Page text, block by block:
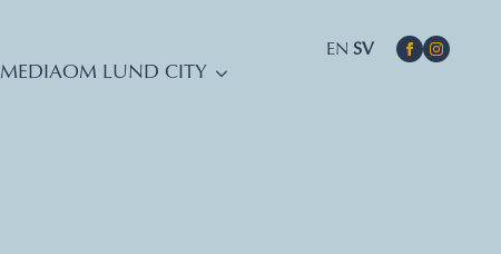
EN SV
MEDIAOM LUND CITY